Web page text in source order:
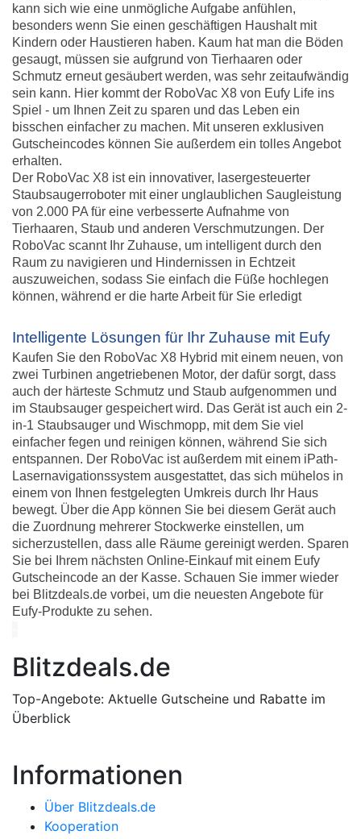
kann sich wie eine unmögliche Aufgabe anfühlen,
besonders wenn Sie einen geschäftigen Haushalt mit
Kindern oder Haustieren haben. Kaum hat man die Böden
gesaugt, müssen sie aufgrund von Tierhaaren oder
Schmutz erneut gesäubert werden, was sehr zeitaufwändig
sein kann. Hier kommt der RoboVac X8 von Eufy Life ins
Spiel - um Ihnen Zeit zu sparen und das Leben ein
bisschen einfacher zu machen. Mit unseren exklusiven
Gutscheincodes können Sie außerdem ein tolles Angebot
erhalten.
Der RoboVac X8 ist ein innovativer, lasergesteuerter
Staubsaugerroboter mit einer unglaublichen Saugleistung
von 2.000 PA für eine verbesserte Aufnahme von
Tierhaaren, Staub und anderen Verschmutzungen. Der
RoboVac scannt Ihr Zuhause, um intelligent durch den
Raum zu navigieren und Hindernissen in Echtzeit
auszuweichen, sodass Sie einfach die Füße hochlegen
können, während er die harte Arbeit für Sie erledigt
Intelligente Lösungen für Ihr Zuhause mit Eufy
Kaufen Sie den RoboVac X8 Hybrid mit einem neuen, von
zwei Turbinen angetriebenen Motor, der dafür sorgt, dass
auch der härteste Schmutz und Staub aufgenommen und
im Staubsauger gespeichert wird. Das Gerät ist auch ein 2-
in-1 Staubsauger und Wischmopp, mit dem Sie viel
einfacher fegen und reinigen können, während Sie sich
entspannen. Der RoboVac ist außerdem mit einem iPath-
Lasernavigationssystem ausgestattet, das sich mühelos in
einem von Ihnen festgelegten Umkreis durch Ihr Haus
bewegt. Über die App können Sie bei diesem Gerät auch
die Zuordnung mehrerer Stockwerke einstellen, um
sicherzustellen, dass alle Räume gereinigt werden. Sparen
Sie bei Ihrem nächsten Online-Einkauf mit einem Eufy
Gutscheincode an der Kasse. Schauen Sie immer wieder
bei Blitzdeals.de vorbei, um die neuesten Angebote für
Eufy-Produkte zu sehen.
Blitzdeals.de
Top-Angebote: Aktuelle Gutscheine und Rabatte im
Überblick
Informationen
Über Blitzdeals.de
Kooperation